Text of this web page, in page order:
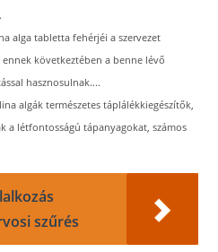
alga tabletta fehérjéi a szervezet
következtében a benne lévő
hasznosulnak....
algák természetes táplálékkiegészítők,
a létfontosságú tápanyagokat, számos
szűrés